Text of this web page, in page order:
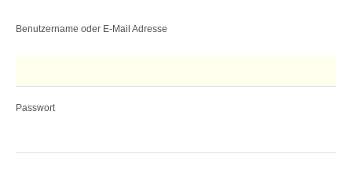
Benutzername oder E-Mail Adresse
Passwort